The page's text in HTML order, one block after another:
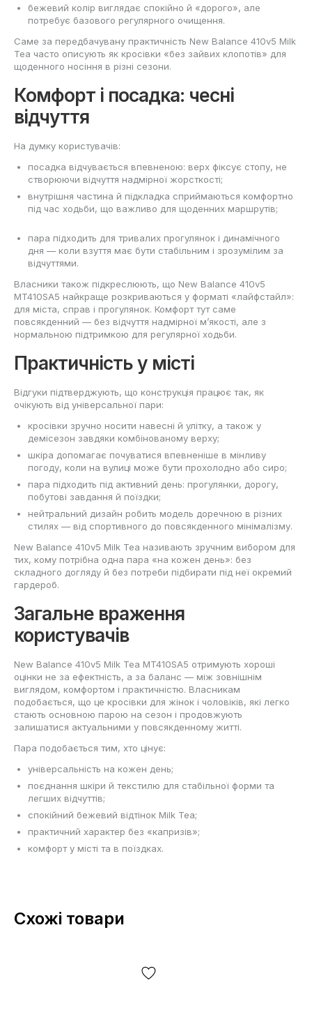
бежевий колір виглядає спокійно й «дорого», але
потребує базового регулярного очищення.
Саме за передбачувану практичність New Balance 410v5 Milk
Tea часто описують як кросівки «без зайвих клопотів» для
щоденного носіння в різні сезони.
Комфорт і посадка: чесні
відчуття
На думку користувачів:
посадка відчувається впевненою: верх фіксує стопу, не
створюючи відчуття надмірної жорсткості;
внутрішня частина й підкладка сприймаються комфортно
під час ходьби, що важливо для щоденних маршрутів;
пара підходить для тривалих прогулянок і динамічного
дня — коли взуття має бути стабільним і зрозумілим за
відчуттями.
Власники також підкреслюють, що New Balance 410v5
MT410SA5 найкраще розкриваються у форматі «лайфстайл»:
для міста, справ і прогулянок. Комфорт тут саме
повсякденний — без відчуття надмірної м’якості, але з
нормальною підтримкою для регулярної ходьби.
Практичність у місті
Відгуки підтверджують, що конструкція працює так, як
очікують від універсальної пари:
кросівки зручно носити навесні й улітку, а також у
демісезон завдяки комбінованому верху;
шкіра допомагає почуватися впевненіше в мінливу
погоду, коли на вулиці може бути прохолодно або сиро;
пара підходить під активний день: прогулянки, дорогу,
побутові завдання й поїздки;
нейтральний дизайн робить модель доречною в різних
стилях — від спортивного до повсякденного мінімалізму.
New Balance 410v5 Milk Tea називають зручним вибором для
тих, кому потрібна одна пара «на кожен день»: без
складного догляду й без потреби підбирати під неї окремий
гардероб.
Загальне враження
користувачів
New Balance 410v5 Milk Tea MT410SA5 отримують хороші
оцінки не за ефектність, а за баланс — між зовнішнім
виглядом, комфортом і практичністю. Власникам
подобається, що це кросівки для жінок і чоловіків, які легко
стають основною парою на сезон і продовжують
залишатися актуальними у повсякденному житті.
Пара подобається тим, хто цінує:
універсальність на кожен день;
поєднання шкіри й текстилю для стабільної форми та
легших відчуттів;
спокійний бежевий відтінок Milk Tea;
практичний характер без «капризів»;
комфорт у місті та в поїздках.
Схожі товари